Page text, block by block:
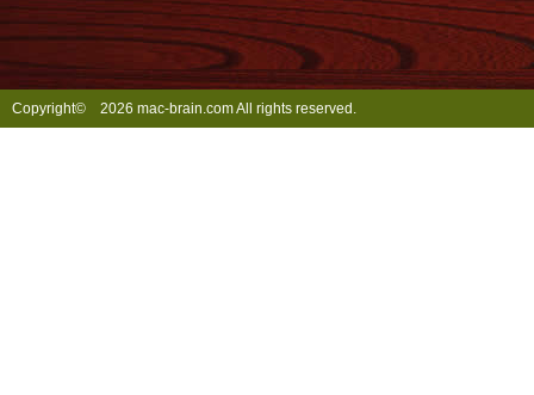
Copyright© 2026 mac-brain.com All rights reserved.